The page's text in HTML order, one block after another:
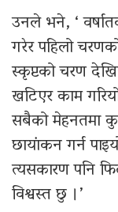
उनले भने, ‘
गरेर पहिलो
स्कृप्टको चरण
खटिएर काम
सबैको मेहनतमा
छायांकन गर्न
त्यसकारण पनि
विश्वस्त छु ।’